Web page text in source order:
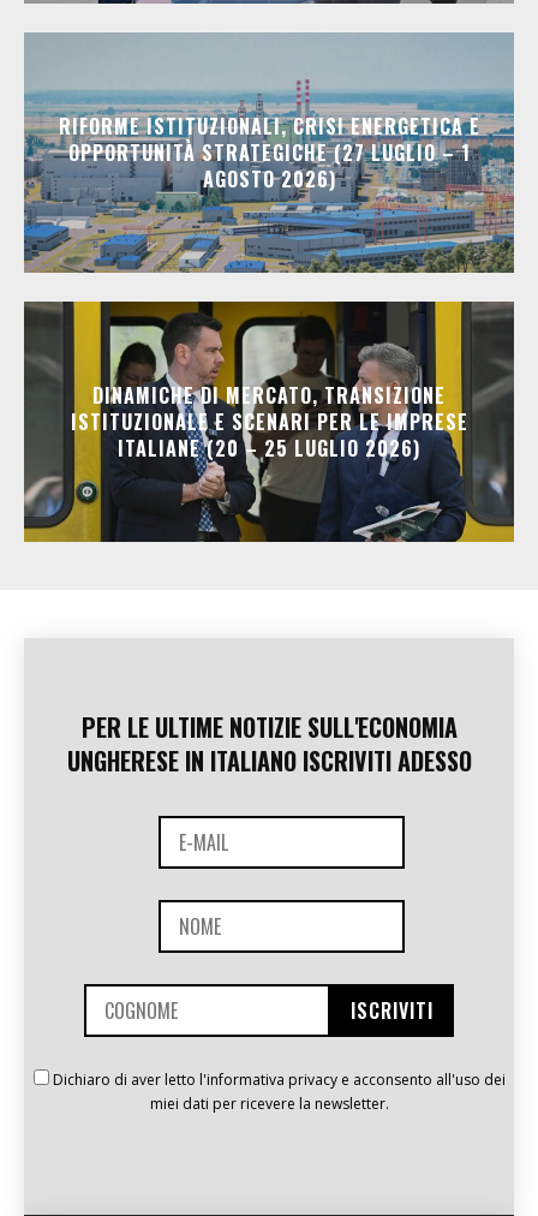
RIFORME ISTITUZIONALI, CRISI ENERGETICA E
OPPORTUNITÀ STRATEGICHE (27 LUGLIO – 1
AGOSTO 2026)
DINAMICHE DI MERCATO, TRANSIZIONE
ISTITUZIONALE E SCENARI PER LE IMPRESE
ITALIANE (20 – 25 LUGLIO 2026)
PER LE ULTIME NOTIZIE SULL'ECONOMIA
UNGHERESE IN ITALIANO ISCRIVITI ADESSO
Dichiaro di aver letto l'informativa privacy e acconsento all'uso dei
miei dati per ricevere la newsletter.